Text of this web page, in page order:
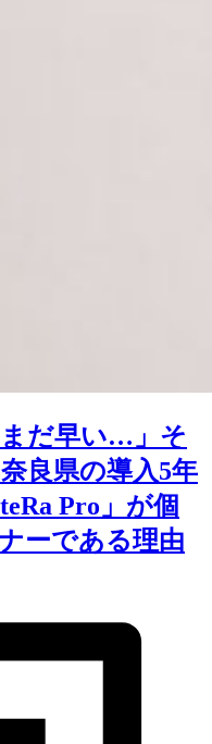
まだ早い…」そ
良県の導入5年
Pro」が個
ーである理由